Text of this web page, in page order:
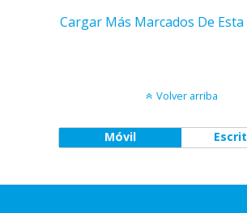
Cargar Más Marcados De
Volver arriba
Móvil